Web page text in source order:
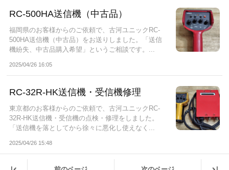
RC-500HA送信機（中古品）
福岡県のお客様からのご依頼で、古河ユニックRC-
500HA送信機（中古品）をお送りしました。「送信
機紛失、中古品購入希望」というご相談です。...
2025/04/26 16:05
RC-32R-HK送信機・受信機修理
東京都のお客様からのご依頼で、古河ユニックRC-
32R-HK送信機・受信機の点検・修理をしました。
「送信機を落としてから徐々に悪化し使えなく...
2025/04/26 15:48